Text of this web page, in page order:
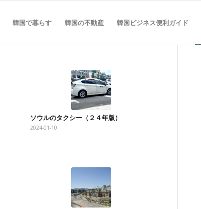
韓国で暮らす 韓国の不動産 韓国ビジネス便利ガイド
ソウルのタクシー（２４年版）
2024-01-10